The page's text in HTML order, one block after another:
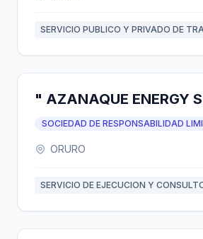
SERVICIO PUBLICO Y PRIVADO DE
" AZANAQUE ENERGY
SOCIEDAD DE RESPONSABILIDAD
ORURO
SERVICIO DE EJECUCION Y